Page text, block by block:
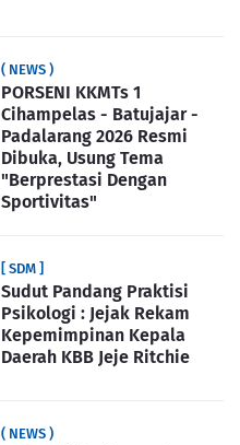
( NEWS )
PORSENI KKMTs 1
Cihampelas - Batujajar -
Padalarang 2026 Resmi
Dibuka, Usung Tema
"Berprestasi Dengan
Sportivitas"
[ SDM ]
Sudut Pandang Praktisi
Psikologi : Jejak Rekam
Kepemimpinan Kepala
Daerah KBB Jeje Ritchie
( NEWS )